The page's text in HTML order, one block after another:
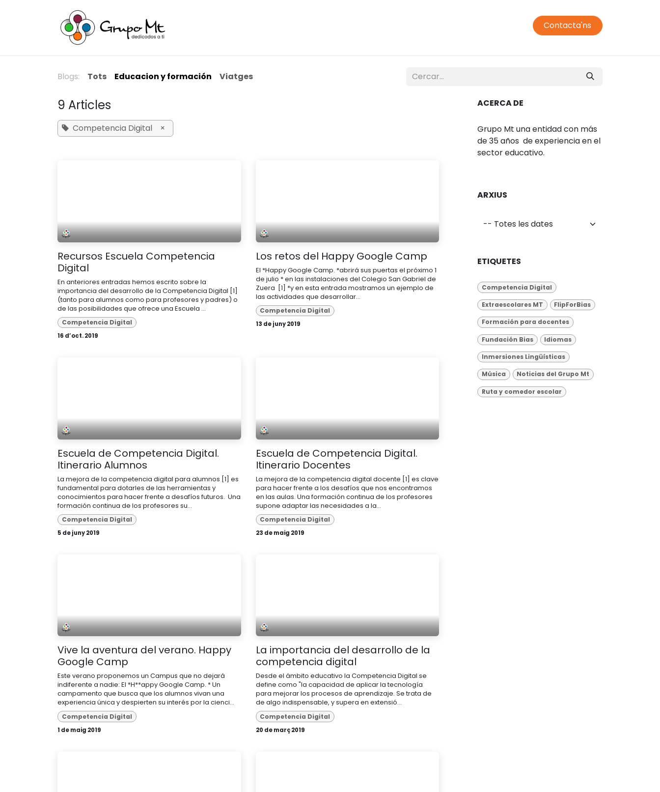
Condiciones de compra
Contacta'ns
Blogs: Tots Educacion y formación Viatges
9 Articles
Competencia Digital ×
Recursos Escuela Competencia
Digital
En anteriores entradas hemos escrito sobre la
importancia del desarrollo de la Competencia Digital [1]
(tanto para alumnos como para profesores y padres) o
de las posibilidades que ofrece una Escuela ...
Competencia Digital
16 d’oct. 2019
Los retos del Happy Google Camp
El *Happy Google Camp. *abrirá sus puertas el próximo 1
de julio * en las instalaciones del Colegio San Gabriel de
Zuera [1] *y en esta entrada mostramos un ejemplo de
las actividades que desarrollar...
Competencia Digital
13 de juny 2019
Escuela de Competencia Digital.
Itinerario Alumnos
La mejora de la competencia digital para alumnos [1] es
fundamental para dotarles de las herramientas y
conocimientos para hacer frente a desafíos futuros. Una
formación continua de los profesores su...
Competencia Digital
5 de juny 2019
Escuela de Competencia Digital.
Itinerario Docentes
La mejora de la competencia digital docente [1] es clave
para hacer frente a los desafíos que nos encontramos
en las aulas. Una formación continua de los profesores
supone adaptar las necesidades a la...
Competencia Digital
23 de maig 2019
Vive la aventura del verano. Happy
Google Camp
Este verano proponemos un Campus que no dejará
indiferente a nadie: El *H**appy Google Camp. * Un
campamento que busca que los alumnos vivan una
experiencia única y despierten su interés por la cienci...
Competencia Digital
1 de maig 2019
La importancia del desarrollo de la
competencia digital
Desde el ámbito educativo la Competencia Digital se
define como "la capacidad de aplicar la tecnología
para mejorar los procesos de aprendizaje. Se trata de
de algo indispensable, y supera en extensió...
Competencia Digital
20 de març 2019
ACERCA DE
Grupo Mt una entidad con más
de 35 años de experiencia en el
sector educativo.
ARXIUS
ETIQUETES
Competencia Digital
Extraescolares MT FlipForBias
Formación para docentes
Fundación Bias Idiomas
Inmersiones Lingüísticas
Música Noticias del Grupo Mt
Ruta y comedor escolar